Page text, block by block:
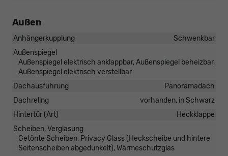
Außen
Anhängerkupplung
Schwenkbar
Außenspiegel
Außenspiegel elektrisch anklappbar, Außenspiegel beheizbar,
Außenspiegel elektrisch verstellbar
Dachausführung
Panoramadach
Dachreling
vorhanden, in Schwarz
Hintertür (Art)
Heckklappe
Scheiben, Verglasung
Getönte Scheiben, Privacy Glass (Heckscheibe und hintere
Seitenscheiben abgedunkelt), Wärmeschutzglas